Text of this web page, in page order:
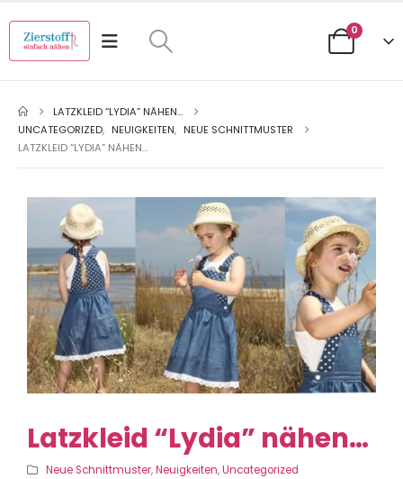
0
LATZKLEID “LYDIA” NÄHEN…
UNCATEGORIZED, NEUIGKEITEN, NEUE SCHNITTMUSTER
LATZKLEID “LYDIA” NÄHEN…
Latzkleid “Lydia” nähen…
Neue Schnittmuster,Neuigkeiten,Uncategorized